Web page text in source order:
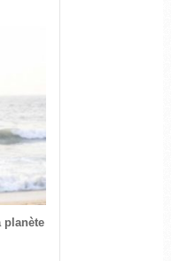
planète